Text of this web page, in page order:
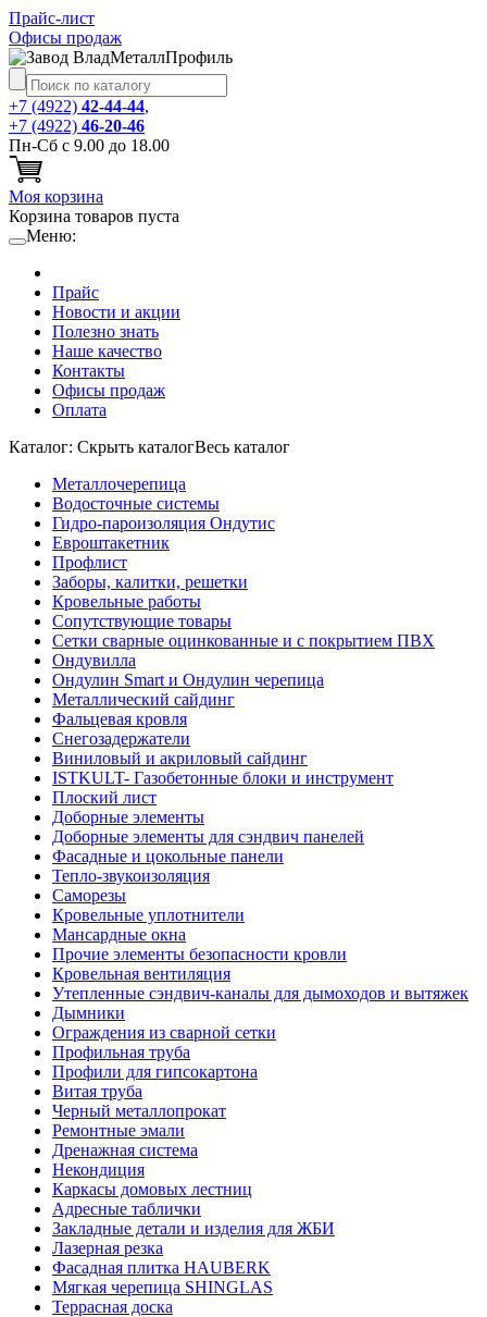
Прайс-лист
Офисы продаж
+7 (4922) 42-44-44,
+7 (4922) 46-20-46
Пн-Сб с 9.00 до 18.00
Моя корзина
Корзина товаров пуста
Меню:
Прайс
Новости и акции
Полезно знать
Наше качество
Контакты
Офисы продаж
Оплата
Каталог: Cкрыть каталогВесь каталог
Металлочерепица
Водосточные системы
Гидро-пароизоляция Ондутис
Евроштакетник
Профлист
Заборы, калитки, решетки
Кровельные работы
Сопутствующие товары
Сетки сварные оцинкованные и с покрытием ПВХ
Ондувилла
Ондулин Smart и Ондулин черепица
Металлический сайдинг
Фальцевая кровля
Снегозадержатели
Виниловый и акриловый сайдинг
ISTKULT- Газобетонные блоки и инструмент
Плоский лист
Доборные элементы
Доборные элементы для сэндвич панелей
Фасадные и цокольные панели
Тепло-звукоизоляция
Саморезы
Кровельные уплотнители
Мансардные окна
Прочие элементы безопасности кровли
Кровельная вентиляция
Утепленные сэндвич-каналы для дымоходов и вытяжек
Дымники
Ограждения из сварной сетки
Профильная труба
Профили для гипсокартона
Витая труба
Черный металлопрокат
Ремонтные эмали
Дренажная система
Некондиция
Каркасы домовых лестниц
Адресные таблички
Закладные детали и изделия для ЖБИ
Лазерная резка
Фасадная плитка HAUBERK
Мягкая черепица SHINGLAS
Террасная доска